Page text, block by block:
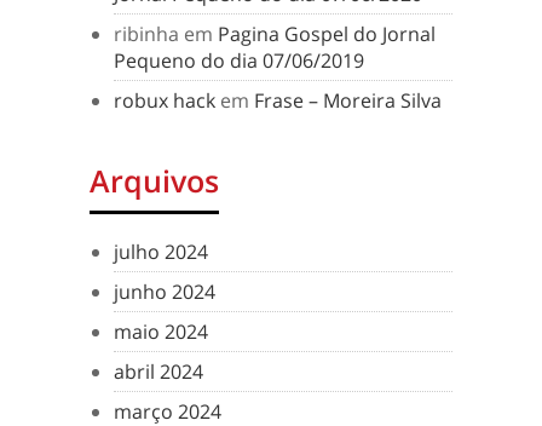
ribinha em Pagina Gospel do Jornal
Pequeno do dia 07/06/2019
robux hack em Frase – Moreira Silva
Arquivos
julho 2024
junho 2024
maio 2024
abril 2024
março 2024